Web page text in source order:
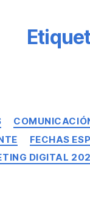
FECHAS
DIGITAL